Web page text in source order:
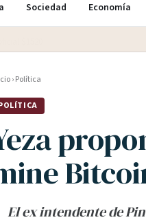
Sociedad Economía
›Política
El ex intendente de